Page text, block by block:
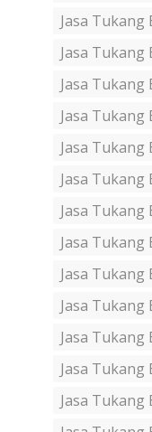
Jasa
Jasa Tukang
Jasa Tukang
Jasa Tukang
Jasa
Jasa Tukang
Jasa
Jasa
Jasa Tukang
Jasa Tukang
Jasa
Jasa Tukang
Jasa Tukang